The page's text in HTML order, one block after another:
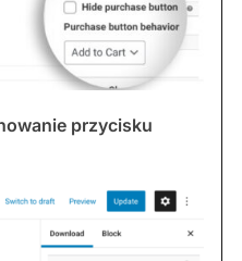
przycisku